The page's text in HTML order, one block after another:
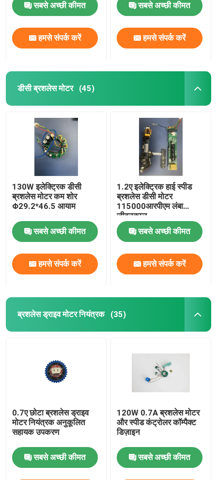
सबसे अच्छी कीमत
हमसे संपर्क करें
सबसे अच्छी कीमत
हमसे संपर्क करें
डीसी ब्रशलेस मोटर (45)
130W इलेक्ट्रिक डीसी
ब्रशलेस मोटर कम शोर
Φ29.2*46.5 आयाम
सबसे अच्छी कीमत
हमसे संपर्क करें
1.2ए इलेक्ट्रिक हाई स्पीड
ब्रशलेस डीसी मोटर
115000आरपीएम लंबा
जीवनकाल
सबसे अच्छी कीमत
हमसे संपर्क करें
ब्रशलेस ड्राइव मोटर नियंत्रक (35)
0.7ए छोटा ब्रशलेस ड्राइव
मोटर नियंत्रक अनुकूलित
सहायक उपकरण
सबसे अच्छी कीमत
120W 0.7A ब्रशलेस मोटर
और स्पीड कंट्रोलर कॉम्पैक्ट
डिज़ाइन
सबसे अच्छी कीमत